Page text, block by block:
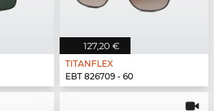
127,20 €
TITANFLEX
EBT 826709 - 60